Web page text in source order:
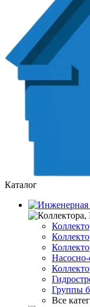
Каталог
Группы
Все